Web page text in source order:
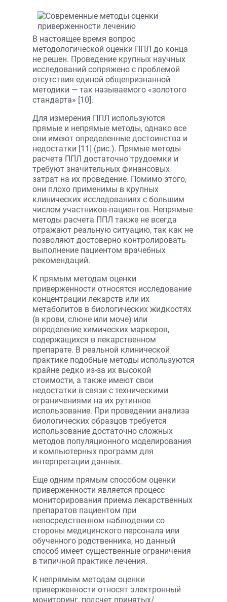
В настоящее время вопрос
методологической оценки ППЛ до конца
не решен. Проведение крупных научных
исследований сопряжено с проблемой
отсутствия единой общепризнанной
методики — так называемого «золотого
стандарта» [10].
Для измерения ППЛ используются
прямые и непрямые методы, однако все
они имеют определенные достоинства и
недостатки [11] (рис.). Прямые методы
расчета ППЛ достаточно трудоемки и
требуют значительных финансовых
затрат на их проведение. Помимо этого,
они плохо применимы в крупных
клинических исследованиях с большим
числом участников-пациентов. Непрямые
методы расчета ППЛ также не всегда
отражают реальную ситуацию, так как не
позволяют достоверно контролировать
выполнение пациентом врачебных
рекомендаций.
К прямым методам оценки
приверженности относятся исследование
концентрации лекарств или их
метаболитов в биологических жидкостях
(в крови, слюне или моче) или
определение химических маркеров,
содержащихся в лекарственном
препарате. В реальной клинической
практике подобные методы используются
крайне редко из-за их высокой
стоимости, а также имеют свои
недостатки в связи с техническими
ограничениями на их рутинное
использование. При проведении анализа
биологических образцов требуется
использование достаточно сложных
методов популяционного моделирования
и компьютерных программ для
интерпретации данных.
Еще одним прямым способом оценки
приверженности является процесс
мониторирования приема лекарственных
препаратов пациентом при
непосредственном наблюдении со
стороны медицинского персонала или
обученного родственника, но данный
способ имеет существенные ограничения
в типичной практике лечения.
К непрямым методам оценки
приверженности относят электронный
мониторинг, подсчет принятых/